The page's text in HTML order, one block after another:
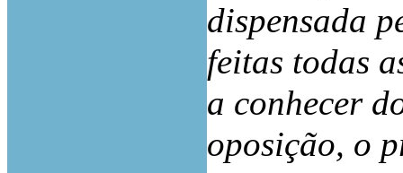
dispensada
feitas todas
a conhecer
oposição, o